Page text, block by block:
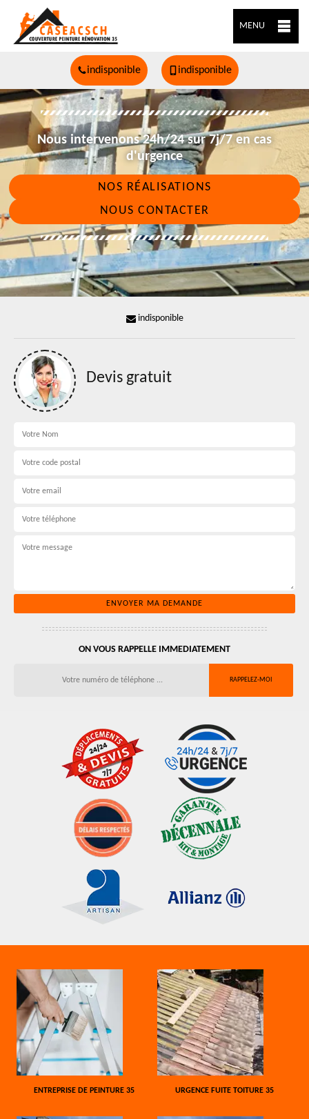
MENU
indisponible indisponible
Nous intervenons 24h/24 sur 7j/7 en cas
d'urgence
NOS RÉALISATIONS
NOUS CONTACTER
indisponible
Devis gratuit
ON VOUS RAPPELLE IMMEDIATEMENT
ENTREPRISE DE PEINTURE 35 URGENCE FUITE TOITURE 35